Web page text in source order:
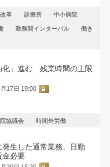
革 診療所
中小病院
勤務間インターバル
働き
化」進む 残業時間の上限
17日 19:00
協議会 時間外労働
発生した通常業務、日勤
金必要